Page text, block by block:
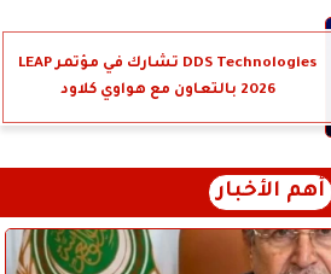
DDS Technologies تشارك في مؤتمر LEAP
2026 بالتعاون مع هواوي كلاود
أهم الأخبار